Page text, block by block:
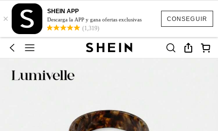
CONSEGUIR
×
SHEIN APP
Descarga la APP y gana ofertas exclusivas
(1,319)